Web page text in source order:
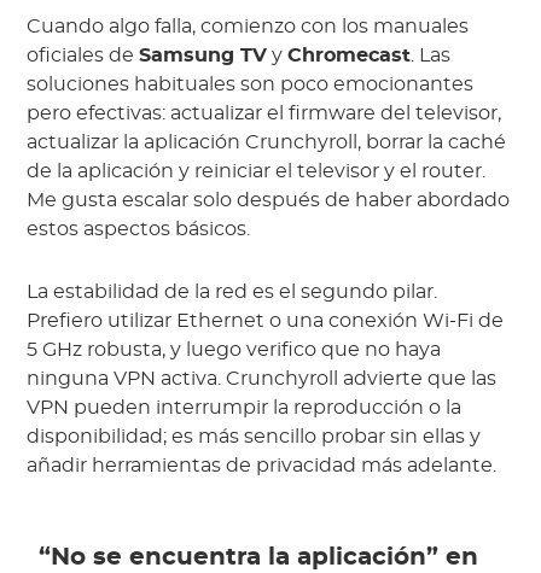
Cuando algo falla, comienzo con los manuales
oficiales deSamsung TV yChromecast. Las
soluciones habituales son poco emocionantes
pero efectivas: actualizar el firmware del televisor,
actualizar la aplicación Crunchyroll, borrar la caché
de la aplicación y reiniciar el televisor y el router.
Me gusta escalar solo después de haber abordado
estos aspectos básicos.
La estabilidad de la red es el segundo pilar.
Prefiero utilizar Ethernet o una conexión Wi-Fi de
5 GHz robusta, y luego verifico que no haya
ninguna VPN activa. Crunchyroll advierte que las
VPN pueden interrumpir la reproducción o la
disponibilidad; es más sencillo probar sin ellas y
añadir herramientas de privacidad más adelante.
“No se encuentra la aplicación” en